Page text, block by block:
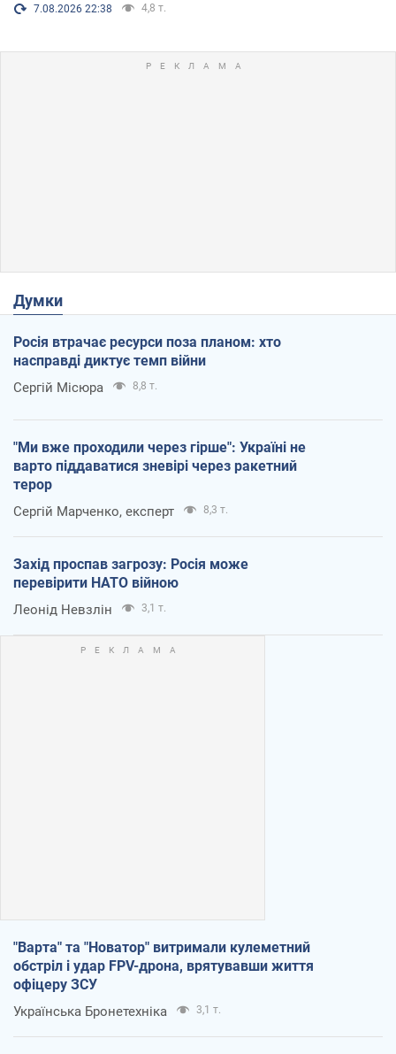
7.08.2026 22:38 4,8 т.
Думки
Росія втрачає ресурси поза планом: хто
насправді диктує темп війни
Сергій Місюра 8,8 т.
"Ми вже проходили через гірше": Україні не
варто піддаватися зневірі через ракетний
терор
Сергій Марченко, експерт 8,3 т.
Захід проспав загрозу: Росія може
перевірити НАТО війною
Леонід Невзлін 3,1 т.
"Варта" та "Новатор" витримали кулеметний
обстріл і удар FPV-дрона, врятувавши життя
офіцеру ЗСУ
Українська Бронетехніка 3,1 т.